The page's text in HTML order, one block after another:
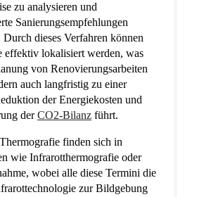
zu analysieren und
Sanierungsempfehlungen
Durch dieses Verfahren können
effektiv lokalisiert werden, was
von Renovierungsarbeiten
auch langfristig zu einer
der Energiekosten und
derCO2-Bilanz führt.
finden sich in
wie Infrarotthermografie oder
wobei alle diese Termini die
zur Bildgebung